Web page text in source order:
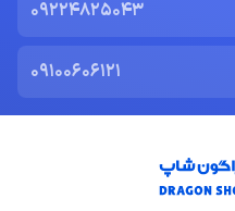
09224825043
09100606121